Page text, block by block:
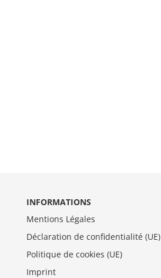
INFORMATIONS
Mentions Légales
Déclaration de confidentialité (UE)
Politique de cookies (UE)
Imprint